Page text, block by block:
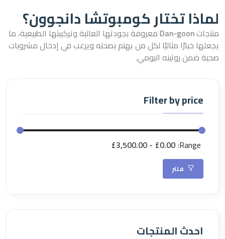
لماذا تختار كومبوتشا دانجوون؟
منتجاتDan-goon معروفة بجودتها العالية وتركيبتها الطبيعية، ما
يجعلها خيارًا مثاليًا لكل من يهتم بصحته ويرغب في إدخال مشروبات
صحية ضمن روتينه اليومي.
Filter by price
Range:
£0.00
£3,500.00
فلتر
احدث المنتجات